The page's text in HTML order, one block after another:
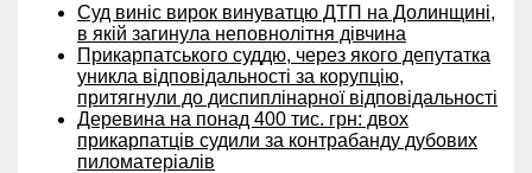
Суд виніс вирок винуватцю ДТП на Долинщині,
в якій загинула неповнолітня дівчина
Прикарпатського суддю, через якого депутатка
уникла відповідальності за корупцію,
притягнули до диспиплінарної відповідальності
Деревина на понад 400 тис. грн: двох
прикарпатців судили за контрабанду дубових
пиломатеріалів